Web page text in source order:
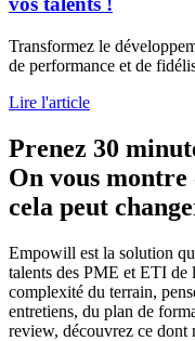
Transformez le
de performance et de
Lire l'article
Prenez 30
On vous montre
cela peut
Empowill est la solution
talents des PME et ETI de
complexité du terrain,
entretiens, du plan de
review, découvrez ce dont